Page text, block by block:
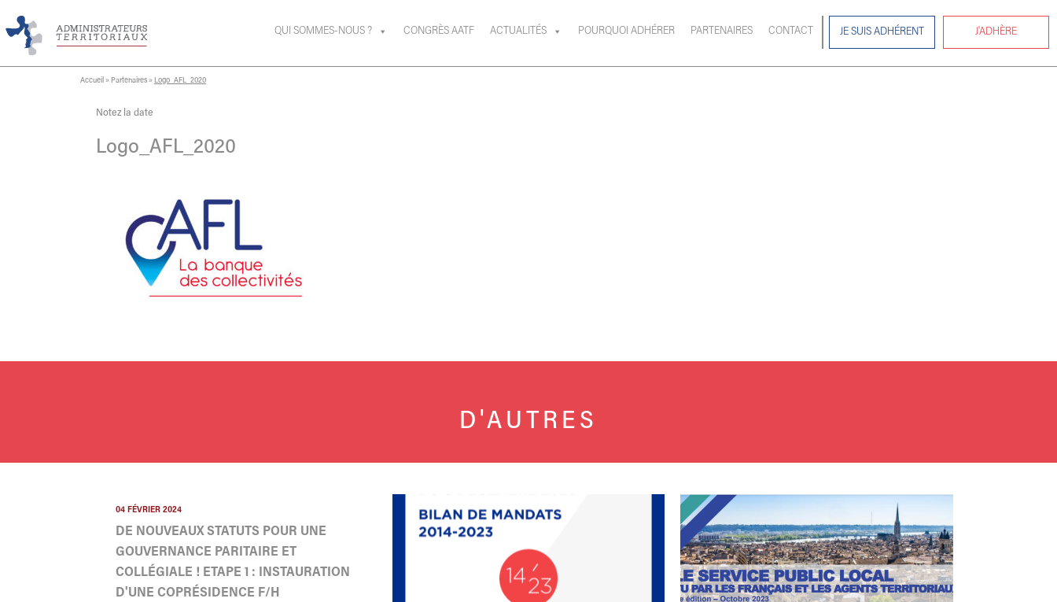
QUI SOMMES-NOUS ? CONGRÈS AATF ACTUALITÉS POURQUOI ADHÉRER PARTENAIRES CONTACT JE SUIS ADHÉRENT J'ADHÈRE
Accueil » Partenaires » Logo_AFL_2020
Notez la date
Logo_AFL_2020
D'AUTRES
04 FÉVRIER 2024
DE NOUVEAUX STATUTS POUR UNE
GOUVERNANCE PARITAIRE ET
COLLÉGIALE ! ETAPE 1 : INSTAURATION
D'UNE COPRÉSIDENCE F/H